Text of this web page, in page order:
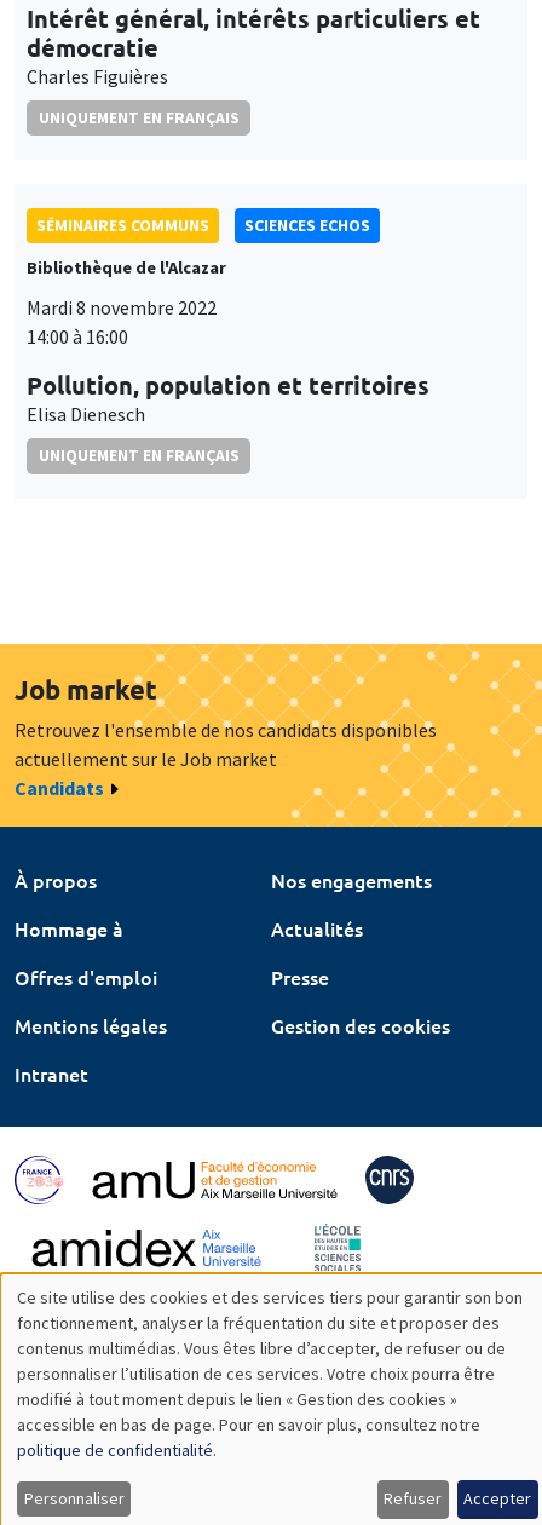
Intérêt général, intérêts particuliers et
démocratie
Charles Figuières
UNIQUEMENT EN FRANÇAIS
SÉMINAIRES COMMUNS
SCIENCES ECHOS
Bibliothèque de l'Alcazar
Mardi 8 novembre 2022
14:00 à 16:00
Pollution, population et territoires
Elisa Dienesch
UNIQUEMENT EN FRANÇAIS
Job market
Retrouvez l'ensemble de nos candidats disponibles
actuellement sur le Job market
Candidats
À propos
Nos engagements
Hommage à
Actualités
Offres d'emploi
Presse
Mentions légales
Gestion des cookies
Intranet
Utilisation
des
données
personnelles
et
Ce site utilise des cookies et des services tiers pour garantir son bon
fonctionnement, analyser la fréquentation du site et proposer des
contenus multimédias. Vous êtes libre d’accepter, de refuser ou de
personnaliser l’utilisation de ces services. Votre choix pourra être
modifié à tout moment depuis le lien « Gestion des cookies »
accessible en bas de page. Pour en savoir plus, consultez notre
politique de confidentialité.
Personnaliser Refuser Accepter